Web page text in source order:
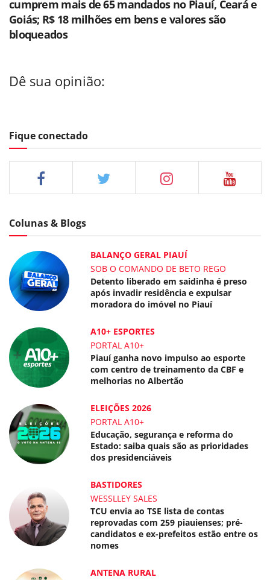
cumprem mais de 65 mandados no Piauí, Ceará e
Goiás; R$ 18 milhões em bens e valores são
bloqueados
Dê sua opinião:
Fique conectado
Colunas & Blogs
BALANÇO GERAL PIAUÍ
SOB O COMANDO DE BETO REGO
Detento liberado em saidinha é preso
após invadir residência e expulsar
moradora do imóvel no Piauí
A10+ ESPORTES
PORTAL A10+
Piauí ganha novo impulso ao esporte
com centro de treinamento da CBF e
melhorias no Albertão
ELEIÇÕES 2026
PORTAL A10+
Educação, segurança e reforma do
Estado: saiba quais são as prioridades
dos presidenciáveis
BASTIDORES
WESSLLEY SALES
TCU envia ao TSE lista de contas
reprovadas com 259 piauienses; pré-
candidatos e ex-prefeitos estão entre os
nomes
ANTENA RURAL